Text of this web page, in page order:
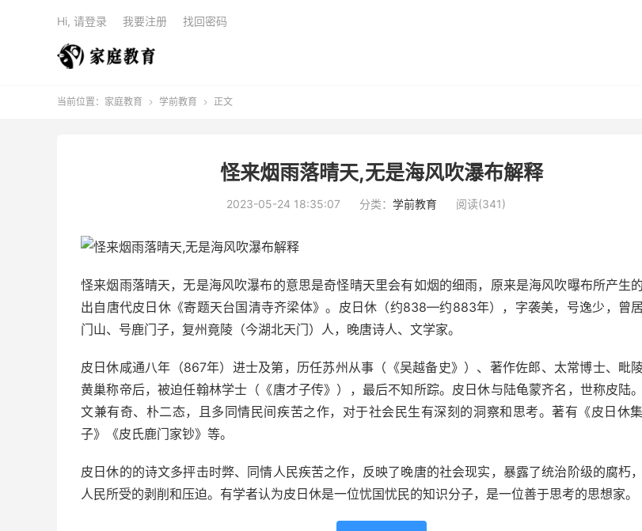
Hi, 请登录 我要注册 找回密码
当前位置： 家庭教育  学前教育  正文
怪来烟雨落晴天,无是海风吹瀑布解释
2023-05-24 18:35:07 分类： 学前教育 阅读(341)
怪来烟雨落晴天，无是海风吹瀑布的意思是奇怪晴天里会有如烟的细雨，原来是海风吹曝布所产生的
出自唐代皮日休《寄题天台国清寺齐梁体》。皮日休（约838—约883年），字袭美，号逸少，曾
门山、号鹿门子，复州竟陵（今湖北天门）人，晚唐诗人、文学家。
皮日休咸通八年（867年）进士及第，历任苏州从事（《吴越备史》）、著作佐郎、太常博士、毗陵
黄巢称帝后，被迫任翰林学士（《唐才子传》），最后不知所踪。皮日休与陆龟蒙齐名，世称皮陆
文兼有奇、朴二态，且多同情民间疾苦之作，对于社会民生有深刻的洞察和思考。著有《皮日休
子》《皮氏鹿门家钞》等。
皮日休的的诗文多抨击时弊、同情人民疾苦之作，反映了晚唐的社会现实，暴露了统治阶级的腐朽
人民所受的剥削和压迫。有学者认为皮日休是一位忧国忧民的知识分子，是一位善于思考的思想家。